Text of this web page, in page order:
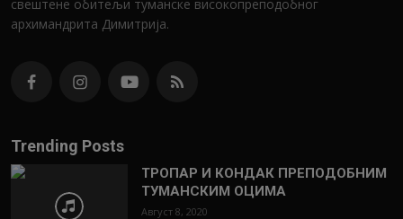
свештене обитељи туманске високопреподобног
архимандрита Димитрија.
Trending Posts
ТРОПАР И КОНДАК ПРЕПОДОБНИМ
ТУМАНСКИМ ОЦИМА
Август 8, 2020